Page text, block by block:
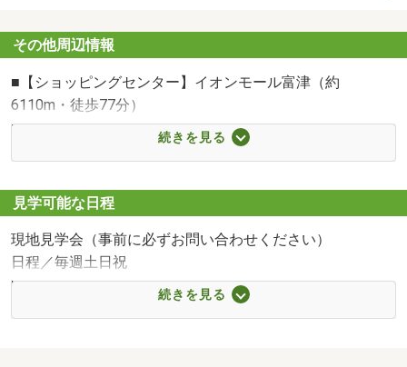
せていただけるよう、スタッフ一同心よりお待ちしており
ます。
その他周辺情報
■【ショッピングセンター】イオンモール富津（約
6110m・徒歩77分）
■【スーパー】VERY FOODS尾張屋大貫店（約1259m・徒
1782m・徒歩23分）
■【ドラッグストア】クリエイトエス・ディー富津大貫店
（約1567m・徒歩20分）
■【小学校】富津市立大佐和小学校（約1903m・徒歩24
分）
■【中学校】富津市立大佐和中学校（約1700m・徒歩22
続きを見る
見学可能な日程
現地見学会（事前に必ずお問い合わせください）
日程／毎週土日祝
時間／10:00～17:00
続きを見る